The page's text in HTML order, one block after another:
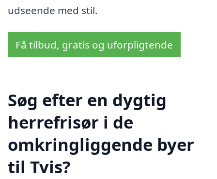
udseende med stil.
Få tilbud, gratis og uforpligtende
Søg efter en dygtig
herrefrisør i de
omkringliggende byer
til Tvis?